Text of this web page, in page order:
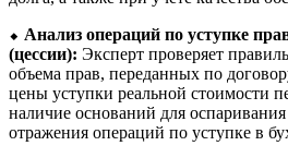
⬥ Анализ операций по уступке
(цессии): Эксперт проверяет
объема прав, переданных по
цены уступки реальной стоимости
наличие оснований для
отражения операций по уступке в